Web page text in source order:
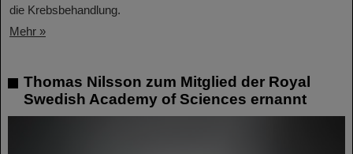
die Krebsbehandlung.
Mehr »
Thomas Nilsson zum Mitglied der Royal
Swedish Academy of Sciences ernannt